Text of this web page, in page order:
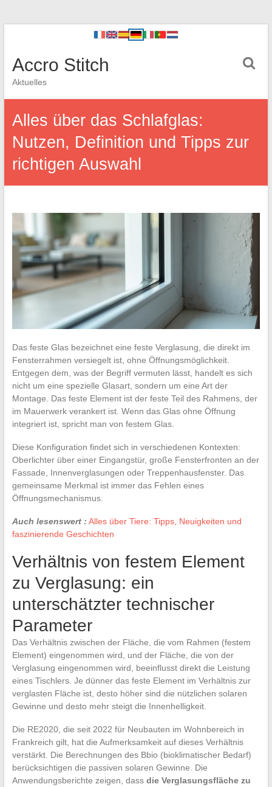
Accro Stitch
Aktuelles
Alles über das Schlafglas:
Nutzen, Definition und Tipps zur
richtigen Auswahl
Das feste Glas bezeichnet eine feste Verglasung, die direkt im
Fensterrahmen versiegelt ist, ohne Öffnungsmöglichkeit.
Entgegen dem, was der Begriff vermuten lässt, handelt es sich
nicht um eine spezielle Glasart, sondern um eine Art der
Montage. Das feste Element ist der feste Teil des Rahmens, der
im Mauerwerk verankert ist. Wenn das Glas ohne Öffnung
integriert ist, spricht man von festem Glas.
Diese Konfiguration findet sich in verschiedenen Kontexten:
Oberlichter über einer Eingangstür, große Fensterfronten an der
Fassade, Innenverglasungen oder Treppenhausfenster. Das
gemeinsame Merkmal ist immer das Fehlen eines
Öffnungsmechanismus.
Auch lesenswert : Alles über Tiere: Tipps, Neuigkeiten und
faszinierende Geschichten
Verhältnis von festem Element
zu Verglasung: ein
unterschätzter technischer
Parameter
Das Verhältnis zwischen der Fläche, die vom Rahmen (festem
Element) eingenommen wird, und der Fläche, die von der
Verglasung eingenommen wird, beeinflusst direkt die Leistung
eines Tischlers. Je dünner das feste Element im Verhältnis zur
verglasten Fläche ist, desto höher sind die nützlichen solaren
Gewinne und desto mehr steigt die Innenhelligkeit.
Die RE2020, die seit 2022 für Neubauten im Wohnbereich in
Frankreich gilt, hat die Aufmerksamkeit auf dieses Verhältnis
verstärkt. Die Berechnungen des Bbio (bioklimatischer Bedarf)
berücksichtigen die passiven solaren Gewinne. Die
Anwendungsberichte zeigen, dass die Verglasungsfläche zu